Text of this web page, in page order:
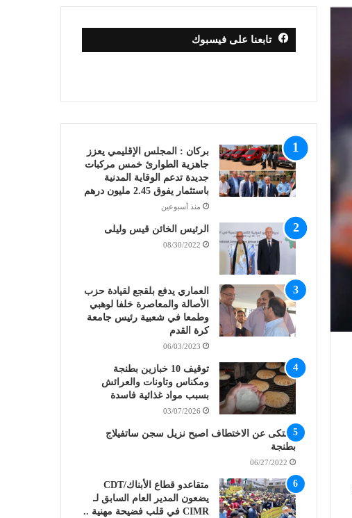
تابعنا على فيسبوك
بركان : المجلس الإقليمي يعزز
جاهزية الطوارئ خمس مركبات
جديدة تدعم الوقاية المدنية
باستثمار يفوق 2.45 مليون درهم
منذ أسبوعين
الرئيس الخائن قيس وليلى
08/30/2022
العماري يدفع بلقجع لقيادة حزب
الأصالة والمعاصرة خلفا لوهبي
وطمعا في شعبية رئيس جامعة
كرة القدم
06/03/2023
توقيف 10 خبازين بطنجة
ومكناس وتاونات والعرائش
بسبب مواد غذائية فاسدة
03/07/2026
اشتكى عن الاختطاف اصبح نزيل سجن ساتفيلاج
بطنجة
06/27/2022
متقاعدو قطاع الأبناك/CDT
يضعون المدير العام السابق لـ
CIMR في قلب فضيحة مهنية ..